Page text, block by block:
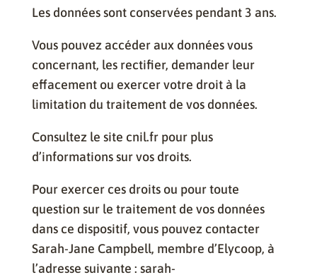
Les données sont conservées pendant 3 ans.
Vous pouvez accéder aux données vous
concernant, les rectifier, demander leur
effacement ou exercer votre droit à la
limitation du traitement de vos données.
Consultez le site cnil.fr pour plus
d’informations sur vos droits.
Pour exercer ces droits ou pour toute
question sur le traitement de vos données
dans ce dispositif, vous pouvez contacter
Sarah-Jane Campbell, membre d’Elycoop, à
l’adresse suivante : sarah-